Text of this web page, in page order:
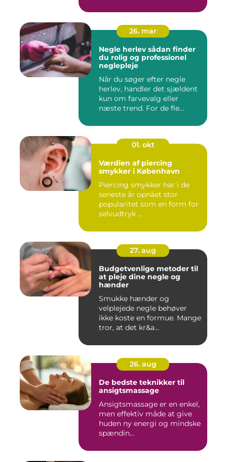
26. mar
Negle herlev sådan finder
du rolig og professionel
neglepleje
Når du søger efter negle
herlev, handler det sjældent
kun om farvevalg eller
næste trend. For de fle...
01. okt
Værdien af piercing
smykker i København
Piercing smykker har i de
seneste år opnået stor
popularitet som en form for
selvudtryk ...
27. aug
Budgetvenlige metoder til
at pleje dine negle og
hænder
Smukke hænder og
velplejede negle behøver
ikke koste en formue. Mange
tror, at det kr&a...
26. aug
De bedste teknikker til
ansigtsmassage
Ansigtsmassage er en enkel,
men effektiv måde at give
huden ny energi og mindske
spændin...